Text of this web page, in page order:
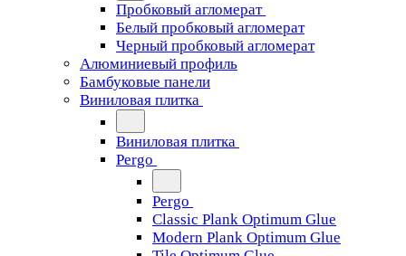
Пробковый агломерат
Белый пробковый агломерат
Черный пробковый агломерат
Алюминиевый профиль
Бамбуковые панели
Виниловая плитка
Виниловая плитка
Pergo
Pergo
Classic Plank Optimum Glue
Modern Plank Optimum Glue